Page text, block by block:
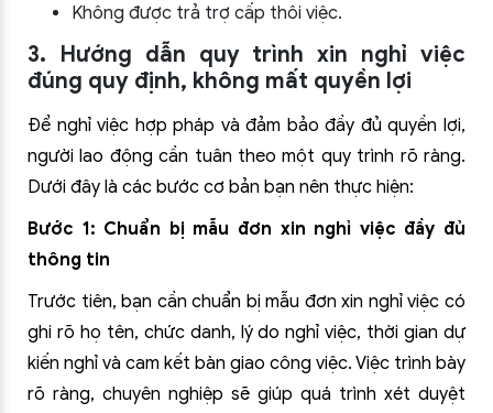
Không được trả trợ cấp thôi việc.
3. Hướng dẫn quy trình xin nghỉ việc
đúng quy định, không mất quyền lợi
Để nghỉ việc hợp pháp và đảm bảo đầy đủ quyền lợi,
người lao động cần tuân theo một quy trình rõ ràng.
Dưới đây là các bước cơ bản bạn nên thực hiện:
Bước 1: Chuẩn bị mẫu đơn xin nghỉ việc đầy đủ
thông tin
Trước tiên, bạn cần chuẩn bị mẫu đơn xin nghỉ việc có
ghi rõ họ tên, chức danh, lý do nghỉ việc, thời gian dự
kiến nghỉ và cam kết bàn giao công việc. Việc trình bày
rõ ràng, chuyên nghiệp sẽ giúp quá trình xét duyệt